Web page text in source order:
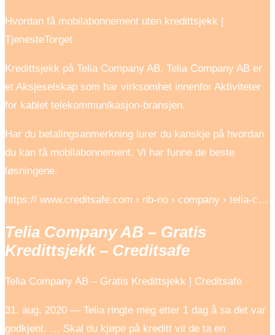
Hvordan få mobilabonnement uten kredittsjekk |
TjenesteTorget
Kredittsjekk på Telia Company AB. Telia Company AB er
et Aksjeselskap som har virksomhet innenfor Aktiviteter
for kablet telekommunikasjon-bransjen.
Har du betalingsanmerkning lurer du kanskje på hvordan
du kan få mobilabonnement. Vi har funne de beste
løsningene.
https:// www.creditsafe.com › nb-no › company › telia-c…
Telia Company AB – Gratis
Kredittsjekk – Creditsafe
Telia Company AB – Gratis Kredittsjekk | Creditsafe
31. aug. 2020 — Telia ringte meg etter 1 dag å sa det var
godkjent. … Skal du kjøpe på kreditt vil de ta en